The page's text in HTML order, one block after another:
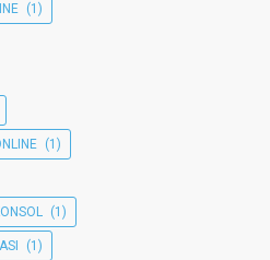
(1)
(1)
(1)
(1)